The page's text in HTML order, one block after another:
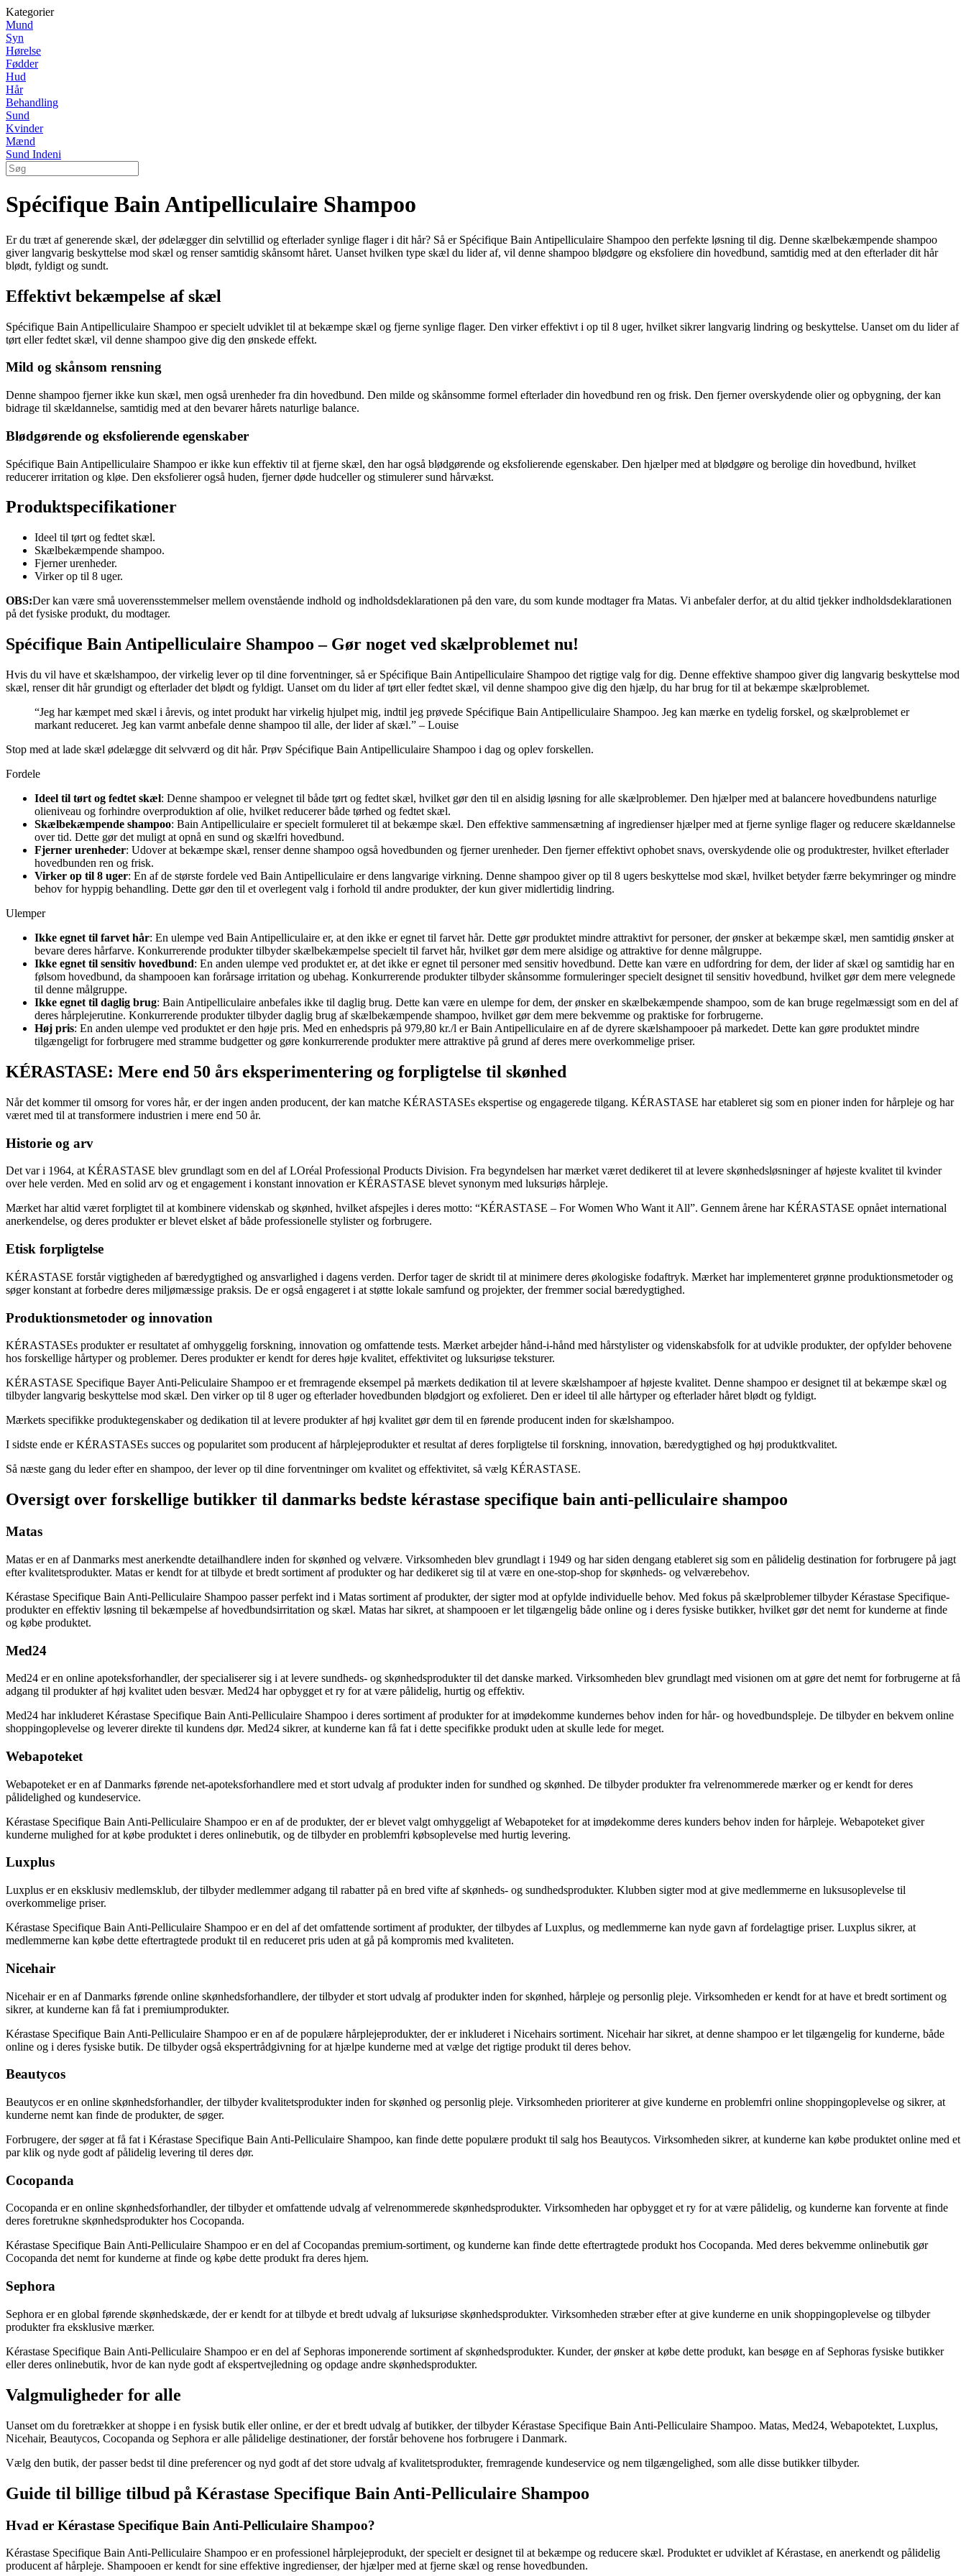
Kategorier
Mund
Syn
Hørelse
Fødder
Hud
Hår
Behandling
Sund
Kvinder
Mænd
Sund Indeni
Spécifique Bain Antipelliculaire Shampoo
Er du træt af generende skæl, der ødelægger din selvtillid og efterlader synlige flager i dit hår? Så er Spécifique Bain Antipelliculaire Shampoo den perfekte løsning til dig. Denne skælbekæmpende shampoo
giver langvarig beskyttelse mod skæl og renser samtidig skånsomt håret. Uanset hvilken type skæl du lider af, vil denne shampoo blødgøre og eksfoliere din hovedbund, samtidig med at den efterlader dit hår
blødt, fyldigt og sundt.
Effektivt bekæmpelse af skæl
Spécifique Bain Antipelliculaire Shampoo er specielt udviklet til at bekæmpe skæl og fjerne synlige flager. Den virker effektivt i op til 8 uger, hvilket sikrer langvarig lindring og beskyttelse. Uanset om du lider af
tørt eller fedtet skæl, vil denne shampoo give dig den ønskede effekt.
Mild og skånsom rensning
Denne shampoo fjerner ikke kun skæl, men også urenheder fra din hovedbund. Den milde og skånsomme formel efterlader din hovedbund ren og frisk. Den fjerner overskydende olier og opbygning, der kan
bidrage til skældannelse, samtidig med at den bevarer hårets naturlige balance.
Blødgørende og eksfolierende egenskaber
Spécifique Bain Antipelliculaire Shampoo er ikke kun effektiv til at fjerne skæl, den har også blødgørende og eksfolierende egenskaber. Den hjælper med at blødgøre og berolige din hovedbund, hvilket
reducerer irritation og kløe. Den eksfolierer også huden, fjerner døde hudceller og stimulerer sund hårvækst.
Produktspecifikationer
Ideel til tørt og fedtet skæl.
Skælbekæmpende shampoo.
Fjerner urenheder.
Virker op til 8 uger.
OBS:Der kan være små uoverensstemmelser mellem ovenstående indhold og indholdsdeklarationen på den vare, du som kunde modtager fra Matas. Vi anbefaler derfor, at du altid tjekker indholdsdeklarationen
på det fysiske produkt, du modtager.
Spécifique Bain Antipelliculaire Shampoo – Gør noget ved skælproblemet nu!
Hvis du vil have et skælshampoo, der virkelig lever op til dine forventninger, så er Spécifique Bain Antipelliculaire Shampoo det rigtige valg for dig. Denne effektive shampoo giver dig langvarig beskyttelse mod
skæl, renser dit hår grundigt og efterlader det blødt og fyldigt. Uanset om du lider af tørt eller fedtet skæl, vil denne shampoo give dig den hjælp, du har brug for til at bekæmpe skælproblemet.
“Jeg har kæmpet med skæl i årevis, og intet produkt har virkelig hjulpet mig, indtil jeg prøvede Spécifique Bain Antipelliculaire Shampoo. Jeg kan mærke en tydelig forskel, og skælproblemet er
markant reduceret. Jeg kan varmt anbefale denne shampoo til alle, der lider af skæl.” – Louise
Stop med at lade skæl ødelægge dit selvværd og dit hår. Prøv Spécifique Bain Antipelliculaire Shampoo i dag og oplev forskellen.
Fordele
Ideel til tørt og fedtet skæl: Denne shampoo er velegnet til både tørt og fedtet skæl, hvilket gør den til en alsidig løsning for alle skælproblemer. Den hjælper med at balancere hovedbundens naturlige
olieniveau og forhindre overproduktion af olie, hvilket reducerer både tørhed og fedtet skæl.
Skælbekæmpende shampoo: Bain Antipelliculaire er specielt formuleret til at bekæmpe skæl. Den effektive sammensætning af ingredienser hjælper med at fjerne synlige flager og reducere skældannelse
over tid. Dette gør det muligt at opnå en sund og skælfri hovedbund.
Fjerner urenheder: Udover at bekæmpe skæl, renser denne shampoo også hovedbunden og fjerner urenheder. Den fjerner effektivt ophobet snavs, overskydende olie og produktrester, hvilket efterlader
hovedbunden ren og frisk.
Virker op til 8 uger: En af de største fordele ved Bain Antipelliculaire er dens langvarige virkning. Denne shampoo giver op til 8 ugers beskyttelse mod skæl, hvilket betyder færre bekymringer og mindre
behov for hyppig behandling. Dette gør den til et overlegent valg i forhold til andre produkter, der kun giver midlertidig lindring.
Ulemper
Ikke egnet til farvet hår: En ulempe ved Bain Antipelliculaire er, at den ikke er egnet til farvet hår. Dette gør produktet mindre attraktivt for personer, der ønsker at bekæmpe skæl, men samtidig ønsker at
bevare deres hårfarve. Konkurrerende produkter tilbyder skælbekæmpelse specielt til farvet hår, hvilket gør dem mere alsidige og attraktive for denne målgruppe.
Ikke egnet til sensitiv hovedbund: En anden ulempe ved produktet er, at det ikke er egnet til personer med sensitiv hovedbund. Dette kan være en udfordring for dem, der lider af skæl og samtidig har en
følsom hovedbund, da shampooen kan forårsage irritation og ubehag. Konkurrerende produkter tilbyder skånsomme formuleringer specielt designet til sensitiv hovedbund, hvilket gør dem mere velegnede
til denne målgruppe.
Ikke egnet til daglig brug: Bain Antipelliculaire anbefales ikke til daglig brug. Dette kan være en ulempe for dem, der ønsker en skælbekæmpende shampoo, som de kan bruge regelmæssigt som en del af
deres hårplejerutine. Konkurrerende produkter tilbyder daglig brug af skælbekæmpende shampoo, hvilket gør dem mere bekvemme og praktiske for forbrugerne.
Høj pris: En anden ulempe ved produktet er den høje pris. Med en enhedspris på 979,80 kr./l er Bain Antipelliculaire en af ​​de dyrere skælshampooer på markedet. Dette kan gøre produktet mindre
tilgængeligt for forbrugere med stramme budgetter og gøre konkurrerende produkter mere attraktive på grund af deres mere overkommelige priser.
KÉRASTASE: Mere end 50 års eksperimentering og forpligtelse til skønhed
Når det kommer til omsorg for vores hår, er der ingen anden producent, der kan matche KÉRASTASEs ekspertise og engagerede tilgang. KÉRASTASE har etableret sig som en pioner inden for hårpleje og har
været med til at transformere industrien i mere end 50 år.
Historie og arv
Det var i 1964, at KÉRASTASE blev grundlagt som en del af LOréal Professional Products Division. Fra begyndelsen har mærket været dedikeret til at levere skønhedsløsninger af højeste kvalitet til kvinder
over hele verden. Med en solid arv og et engagement i konstant innovation er KÉRASTASE blevet synonym med luksuriøs hårpleje.
Mærket har altid været forpligtet til at kombinere videnskab og skønhed, hvilket afspejles i deres motto: “KÉRASTASE – For Women Who Want it All”. Gennem årene har KÉRASTASE opnået international
anerkendelse, og deres produkter er blevet elsket af både professionelle stylister og forbrugere.
Etisk forpligtelse
KÉRASTASE forstår vigtigheden af bæredygtighed og ansvarlighed i dagens verden. Derfor tager de skridt til at minimere deres økologiske fodaftryk. Mærket har implementeret grønne produktionsmetoder og
søger konstant at forbedre deres miljømæssige praksis. De er også engageret i at støtte lokale samfund og projekter, der fremmer social bæredygtighed.
Produktionsmetoder og innovation
KÉRASTASEs produkter er resultatet af omhyggelig forskning, innovation og omfattende tests. Mærket arbejder hånd-i-hånd med hårstylister og videnskabsfolk for at udvikle produkter, der opfylder behovene
hos forskellige hårtyper og problemer. Deres produkter er kendt for deres høje kvalitet, effektivitet og luksuriøse teksturer.
KÉRASTASE Specifique Bayer Anti-Peliculaire Shampoo er et fremragende eksempel på mærkets dedikation til at levere skælshampoer af højeste kvalitet. Denne shampoo er designet til at bekæmpe skæl og
tilbyder langvarig beskyttelse mod skæl. Den virker op til 8 uger og efterlader hovedbunden blødgjort og exfolieret. Den er ideel til alle hårtyper og efterlader håret blødt og fyldigt.
Mærkets specifikke produktegenskaber og dedikation til at levere produkter af høj kvalitet gør dem til en førende producent inden for skælshampoo.
I sidste ende er KÉRASTASEs succes og popularitet som producent af hårplejeprodukter et resultat af deres forpligtelse til forskning, innovation, bæredygtighed og høj produktkvalitet.
Så næste gang du leder efter en shampoo, der lever op til dine forventninger om kvalitet og effektivitet, så vælg KÉRASTASE.
Oversigt over forskellige butikker til danmarks bedste kérastase specifique bain anti-pelliculaire shampoo
Matas
Matas er en af Danmarks mest anerkendte detailhandlere inden for skønhed og velvære. Virksomheden blev grundlagt i 1949 og har siden dengang etableret sig som en pålidelig destination for forbrugere på jagt
efter kvalitetsprodukter. Matas er kendt for at tilbyde et bredt sortiment af produkter og har dedikeret sig til at være en one-stop-shop for skønheds- og velværebehov.
Kérastase Specifique Bain Anti-Pelliculaire Shampoo passer perfekt ind i Matas sortiment af produkter, der sigter mod at opfylde individuelle behov. Med fokus på skælproblemer tilbyder Kérastase Specifique-
produkter en effektiv løsning til bekæmpelse af hovedbundsirritation og skæl. Matas har sikret, at shampooen er let tilgængelig både online og i deres fysiske butikker, hvilket gør det nemt for kunderne at finde
og købe produktet.
Med24
Med24 er en online apoteksforhandler, der specialiserer sig i at levere sundheds- og skønhedsprodukter til det danske marked. Virksomheden blev grundlagt med visionen om at gøre det nemt for forbrugerne at få
adgang til produkter af høj kvalitet uden besvær. Med24 har opbygget et ry for at være pålidelig, hurtig og effektiv.
Med24 har inkluderet Kérastase Specifique Bain Anti-Pelliculaire Shampoo i deres sortiment af produkter for at imødekomme kundernes behov inden for hår- og hovedbundspleje. De tilbyder en bekvem online
shoppingoplevelse og leverer direkte til kundens dør. Med24 sikrer, at kunderne kan få fat i dette specifikke produkt uden at skulle lede for meget.
Webapoteket
Webapoteket er en af Danmarks førende net-apoteksforhandlere med et stort udvalg af produkter inden for sundhed og skønhed. De tilbyder produkter fra velrenommerede mærker og er kendt for deres
pålidelighed og kundeservice.
Kérastase Specifique Bain Anti-Pelliculaire Shampoo er en af de produkter, der er blevet valgt omhyggeligt af Webapoteket for at imødekomme deres kunders behov inden for hårpleje. Webapoteket giver
kunderne mulighed for at købe produktet i deres onlinebutik, og de tilbyder en problemfri købsoplevelse med hurtig levering.
Luxplus
Luxplus er en eksklusiv medlemsklub, der tilbyder medlemmer adgang til rabatter på en bred vifte af skønheds- og sundhedsprodukter. Klubben sigter mod at give medlemmerne en luksusoplevelse til
overkommelige priser.
Kérastase Specifique Bain Anti-Pelliculaire Shampoo er en del af det omfattende sortiment af produkter, der tilbydes af Luxplus, og medlemmerne kan nyde gavn af fordelagtige priser. Luxplus sikrer, at
medlemmerne kan købe dette eftertragtede produkt til en reduceret pris uden at gå på kompromis med kvaliteten.
Nicehair
Nicehair er en af Danmarks førende online skønhedsforhandlere, der tilbyder et stort udvalg af produkter inden for skønhed, hårpleje og personlig pleje. Virksomheden er kendt for at have et bredt sortiment og
sikrer, at kunderne kan få fat i premiumprodukter.
Kérastase Specifique Bain Anti-Pelliculaire Shampoo er en af de populære hårplejeprodukter, der er inkluderet i Nicehairs sortiment. Nicehair har sikret, at denne shampoo er let tilgængelig for kunderne, både
online og i deres fysiske butik. De tilbyder også ekspertrådgivning for at hjælpe kunderne med at vælge det rigtige produkt til deres behov.
Beautycos
Beautycos er en online skønhedsforhandler, der tilbyder kvalitetsprodukter inden for skønhed og personlig pleje. Virksomheden prioriterer at give kunderne en problemfri online shoppingoplevelse og sikrer, at
kunderne nemt kan finde de produkter, de søger.
Forbrugere, der søger at få fat i Kérastase Specifique Bain Anti-Pelliculaire Shampoo, kan finde dette populære produkt til salg hos Beautycos. Virksomheden sikrer, at kunderne kan købe produktet online med et
par klik og nyde godt af pålidelig levering til deres dør.
Cocopanda
Cocopanda er en online skønhedsforhandler, der tilbyder et omfattende udvalg af velrenommerede skønhedsprodukter. Virksomheden har opbygget et ry for at være pålidelig, og kunderne kan forvente at finde
deres foretrukne skønhedsprodukter hos Cocopanda.
Kérastase Specifique Bain Anti-Pelliculaire Shampoo er en del af Cocopandas premium-sortiment, og kunderne kan finde dette eftertragtede produkt hos Cocopanda. Med deres bekvemme onlinebutik gør
Cocopanda det nemt for kunderne at finde og købe dette produkt fra deres hjem.
Sephora
Sephora er en global førende skønhedskæde, der er kendt for at tilbyde et bredt udvalg af luksuriøse skønhedsprodukter. Virksomheden stræber efter at give kunderne en unik shoppingoplevelse og tilbyder
produkter fra eksklusive mærker.
Kérastase Specifique Bain Anti-Pelliculaire Shampoo er en del af Sephoras imponerende sortiment af skønhedsprodukter. Kunder, der ønsker at købe dette produkt, kan besøge en af Sephoras fysiske butikker
eller deres onlinebutik, hvor de kan nyde godt af ekspertvejledning og opdage andre skønhedsprodukter.
Valgmuligheder for alle
Uanset om du foretrækker at shoppe i en fysisk butik eller online, er der et bredt udvalg af butikker, der tilbyder Kérastase Specifique Bain Anti-Pelliculaire Shampoo. Matas, Med24, Webapotektet, Luxplus,
Nicehair, Beautycos, Cocopanda og Sephora er alle pålidelige destinationer, der forstår behovene hos forbrugere i Danmark.
Vælg den butik, der passer bedst til dine preferencer og nyd godt af det store udvalg af kvalitetsprodukter, fremragende kundeservice og nem tilgængelighed, som alle disse butikker tilbyder.
Guide til billige tilbud på Kérastase Specifique Bain Anti-Pelliculaire Shampoo
Hvad er Kérastase Specifique Bain Anti-Pelliculaire Shampoo?
Kérastase Specifique Bain Anti-Pelliculaire Shampoo er en professionel hårplejeprodukt, der specielt er designet til at bekæmpe og reducere skæl. Produktet er udviklet af Kérastase, en anerkendt og pålidelig
producent af hårpleje. Shampooen er kendt for sine effektive ingredienser, der hjælper med at fjerne skæl og rense hovedbunden.